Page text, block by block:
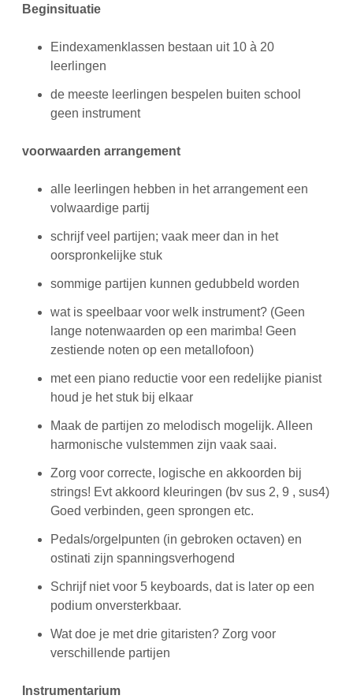
Beginsituatie
Eindexamenklassen bestaan uit 10 à 20
leerlingen
de meeste leerlingen bespelen buiten school
geen instrument
voorwaarden arrangement
alle leerlingen hebben in het arrangement een
volwaardige partij
schrijf veel partijen; vaak meer dan in het
oorspronkelijke stuk
sommige partijen kunnen gedubbeld worden
wat is speelbaar voor welk instrument? (Geen
lange notenwaarden op een marimba! Geen
zestiende noten op een metallofoon)
met een piano reductie voor een redelijke pianist
houd je het stuk bij elkaar
Maak de partijen zo melodisch mogelijk. Alleen
harmonische vulstemmen zijn vaak saai.
Zorg voor correcte, logische en akkoorden bij
strings! Evt akkoord kleuringen (bv sus 2, 9 , sus4)
Goed verbinden, geen sprongen etc.
Pedals/orgelpunten (in gebroken octaven) en
ostinati zijn spanningsverhogend
Schrijf niet voor 5 keyboards, dat is later op een
podium onversterkbaar.
Wat doe je met drie gitaristen? Zorg voor
verschillende partijen
Instrumentarium